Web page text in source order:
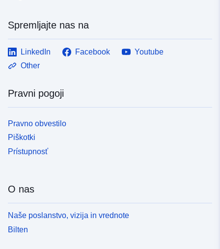
Spremljajte nas na
LinkedIn Facebook
Youtube
Other
Pravni pogoji
Pravno obvestilo
Piškotki
Prístupnosť
O nas
Naše poslanstvo, vizija in vrednote
Bilten